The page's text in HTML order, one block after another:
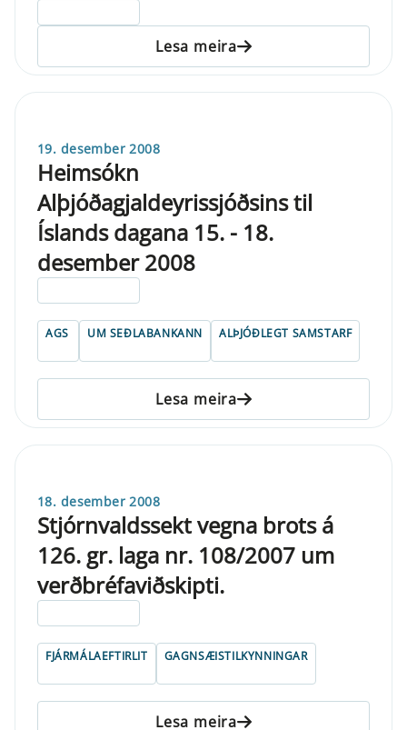
Lesa meira
19. desember 2008
Heimsókn
Alþjóðagjaldeyrissjóðsins til
Íslands dagana 15. - 18.
desember 2008
AGS UM SEÐLABANKANN ALÞJÓÐLEGT SAMSTARF
Lesa meira
18. desember 2008
Stjórnvaldssekt vegna brots á
126. gr. laga nr. 108/2007 um
verðbréfaviðskipti.
FJÁRMÁLAEFTIRLIT GAGNSÆISTILKYNNINGAR
Lesa meira